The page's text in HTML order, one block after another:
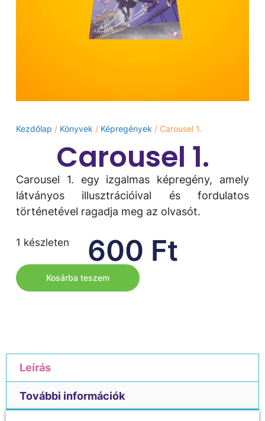
Kezdőlap / Könyvek / Képregények / Carousel 1.
Carousel 1.
Carousel 1. egy izgalmas képregény, amely
látványos illusztrációival és fordulatos
történetével ragadja meg az olvasót.
600 Ft
1 készleten
Kosárba teszem
Leírás
További információk